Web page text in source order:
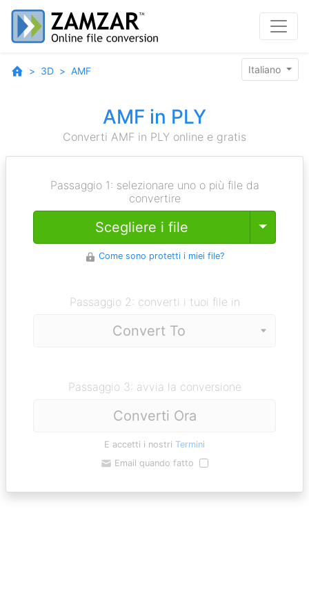
3D AMF Italiano
AMF in PLY
Converti AMF in PLY online e gratis
Passaggio 1: selezionare uno o più file da
convertire
Scegliere i file Toggle
Come sono protetti i miei file?
Passaggio 2: converti i tuoi file in
Passaggio 3: avvia la conversione
Converti Ora
E accetti i nostri Termini
Email quando fatto